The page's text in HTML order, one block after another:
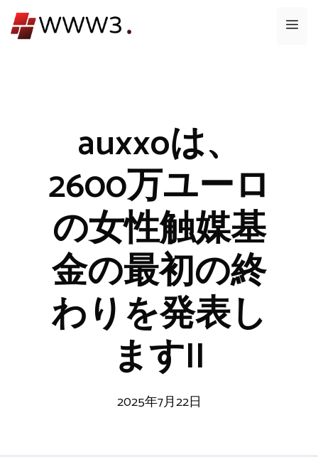
ン
メ
auxxoは、
2600万ユーロ
の女性触媒基
金の最初の終
わりを発表し
ますII
2025年7月22日